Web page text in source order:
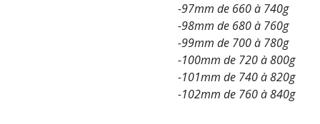
-97mm de 660 à 740g
-98mm de 680 à 760g
-99mm de 700 à 780g
-100mm de 720 à 800g
-101mm de 740 à 820g
-102mm de 760 à 840g